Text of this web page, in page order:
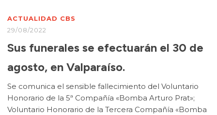
ACTUALIDAD CBS
29/08/2022
Sus funerales se efectuarán el 30 de
agosto, en Valparaíso.
Se comunica el sensible fallecimiento del Voluntario
Honorario de la 5ª Compañía «Bomba Arturo Prat»;
Voluntario Honorario de la Tercera Compañía «Bomba